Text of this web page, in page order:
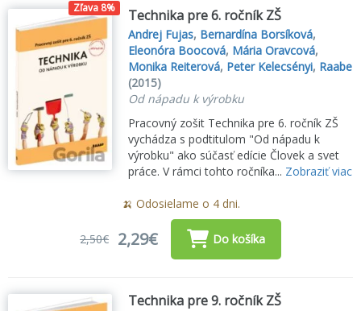
Zľava 8% Technika pre 6. ročník ZŠ
Andrej Fujas, Bernardína Borsíková,
Eleonóra Boocová, Mária Oravcová,
Monika Reiterová, Peter Kelecsényi, Raabe
(2015)
Od nápadu k výrobku
Pracovný zošit Technika pre 6. ročník ZŠ
vychádza s podtitulom "Od nápadu k
výrobku" ako súčasť edície Človek a svet
práce. V rámci tohto ročníka... Zobraziť viac
🍌 Odosielame o 4 dni.
2,50€ 2,29€ Do košíka
Technika pre 9. ročník ZŠ